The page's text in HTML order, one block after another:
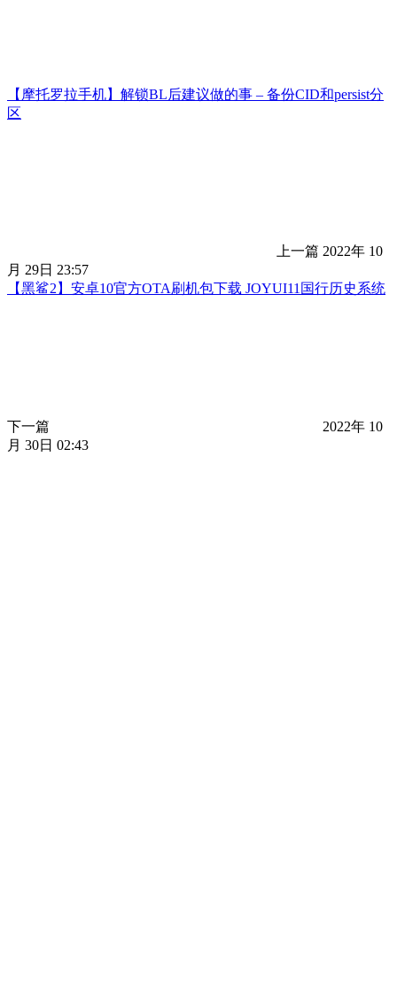
【摩托罗拉手机】解锁BL后建议做的事 – 备份CID和persist分
区
上一篇 2022年 10
月 29日 23:57
【黑鲨2】安卓10官方OTA刷机包下载 JOYUI11国行历史系统
下一篇
2022年 10
月 30日 02:43